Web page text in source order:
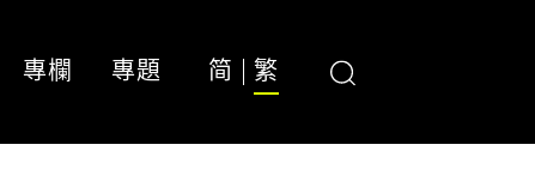
專欄 專題 简 繁